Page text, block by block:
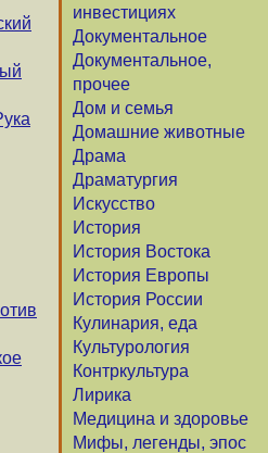
инвестициях
Документальное
Документальное,
прочее
Дом и семья
Домашние животные
Драма
Драматургия
Искусство
История
История Востока
История Европы
История России
Кулинария, еда
Культурология
Контркультура
Лирика
Медицина и здоровье
Мифы, легенды, эпос